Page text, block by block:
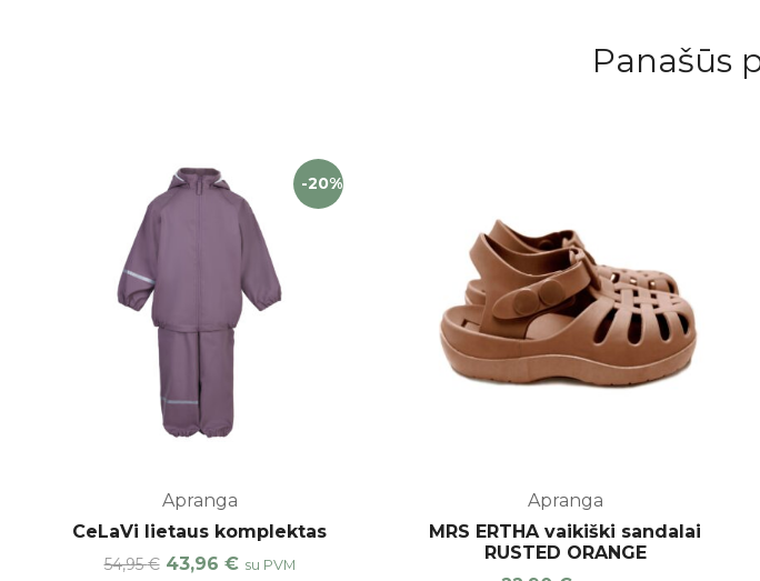
Panašūs
-20%
Apranga
CeLaVi lietaus komplektas
54,95€ 43,96 € su PVM
Apranga
MRS ERTHA vaikiški sandalai
RUSTED ORANGE